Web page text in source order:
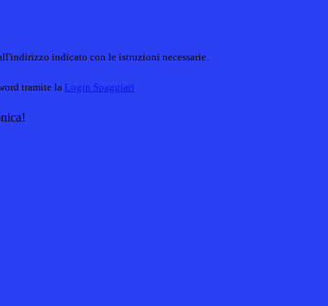
indicato con le istruzioni necessarie.
tramite la Login Spaggiari